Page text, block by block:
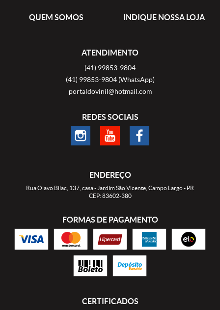
QUEM SOMOS INDIQUE NOSSA LOJA
ATENDIMENTO
(41) 99853-9804
(41)99853-9804 (WhatsApp)
portaldovinil@hotmail.com
REDES SOCIAIS
ENDEREÇO
Rua Olavo Bilac, 137, casa- Jardim São Vicente, Campo Largo- PR
CEP: 83602-380
FORMAS DE PAGAMENTO
CERTIFICADOS